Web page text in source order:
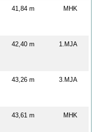
41,84 m MHK
42,40 m 1.MJA
43,26 m 3.MJA
43,61 m MHK